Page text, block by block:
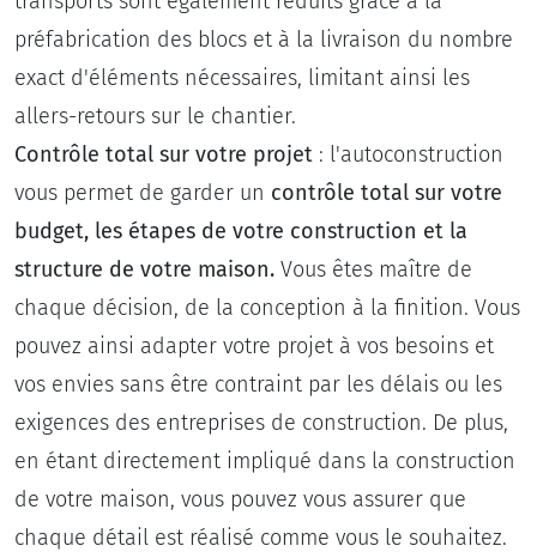
préfabrication des blocs et à la livraison du nombre
exact d'éléments nécessaires, limitant ainsi les
allers-retours sur le chantier.
Contrôle total sur votre projet : l'autoconstruction
vous permet de garder un contrôle total sur votre
budget, les étapes de votre construction et la
structure de votre maison. Vous êtes maître de
chaque décision, de la conception à la finition. Vous
pouvez ainsi adapter votre projet à vos besoins et
vos envies sans être contraint par les délais ou les
exigences des entreprises de construction. De plus,
en étant directement impliqué dans la construction
de votre maison, vous pouvez vous assurer que
chaque détail est réalisé comme vous le souhaitez.